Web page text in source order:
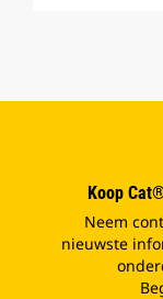
Koop
Neem
nieuwste